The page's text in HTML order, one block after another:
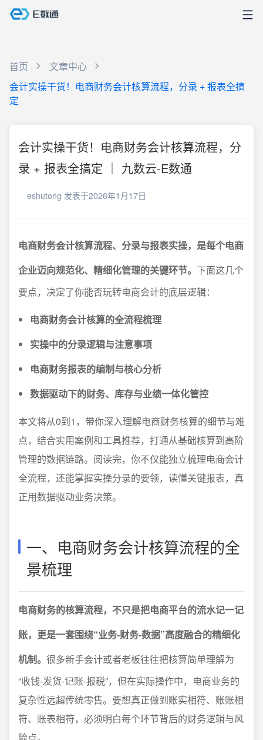
首页
文章中心
会计实操干货！电商财务会计核算流程，分录 + 报表全搞
定
会计实操干货！电商财务会计核算流程，分
录 + 报表全搞定 ｜ 九数云-E数通
eshutong 发表于2026年1月17日
电商财务会计核算流程、分录与报表实操，是每个电商
企业迈向规范化、精细化管理的关键环节。 下面这几个
要点，决定了你能否玩转电商会计的底层逻辑：
电商财务会计核算的全流程梳理
实操中的分录逻辑与注意事项
电商财务报表的编制与核心分析
数据驱动下的财务、库存与业绩一体化管控
本文将从0到1，带你深入理解电商财务核算的细节与难
点，结合实用案例和工具推荐，打通从基础核算到高阶
管理的数据链路。阅读完，你不仅能独立梳理电商会计
全流程，还能掌握实操分录的要领，读懂关键报表，真
正用数据驱动业务决策。
一、电商财务会计核算流程的全
景梳理
电商财务的核算流程，不只是把电商平台的流水记一记
账，更是一套围绕“业务-财务-数据”高度融合的精细化
机制。 很多新手会计或者老板往往把核算简单理解为
“收钱-发货-记账-报税”，但在实际操作中，电商业务的
复杂性远超传统零售。要想真正做到账实相符、账账相
符、账表相符，必须明白每个环节背后的财务逻辑与风